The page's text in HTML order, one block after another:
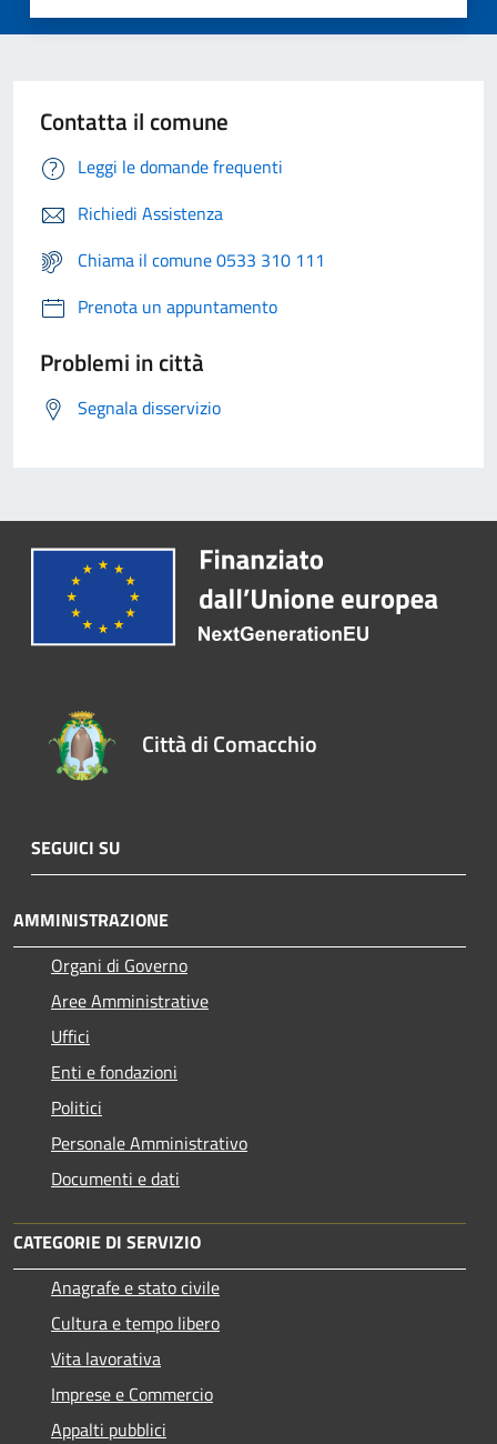
Contatta il comune
Leggi le domande frequenti
Richiedi Assistenza
Chiama il comune 0533 310 111
Prenota un appuntamento
Problemi in città
Segnala disservizio
Città di Comacchio
SEGUICI SU
AMMINISTRAZIONE
Organi di Governo
Aree Amministrative
Uffici
Enti e fondazioni
Politici
Personale Amministrativo
Documenti e dati
CATEGORIE DI SERVIZIO
Anagrafe e stato civile
Cultura e tempo libero
Vita lavorativa
Imprese e Commercio
Appalti pubblici